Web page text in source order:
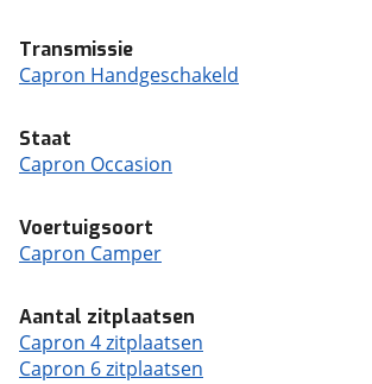
Transmissie
Capron Handgeschakeld
Staat
Capron Occasion
Voertuigsoort
Capron Camper
Aantal zitplaatsen
Capron 4 zitplaatsen
Capron 6 zitplaatsen